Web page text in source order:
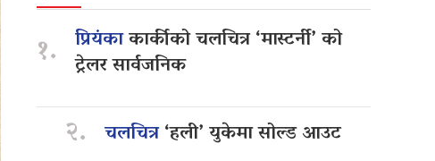
१. प्रियंकाकार्कीको चलचित्र ‘मास्टर्नी’ को
ट्रेलर सार्वजनिक
२. चलचित्र‘हली’ युकेमा सोल्ड आउट